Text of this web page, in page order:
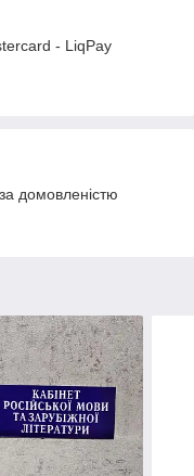
- LiqPay
домовленістю